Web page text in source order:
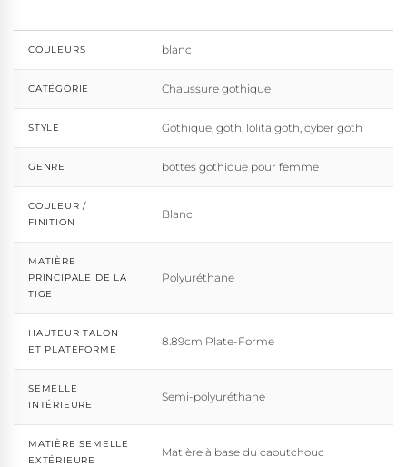
COULEURS blanc
CATÉGORIE Chaussure gothique
STYLE Gothique, goth, lolita goth, cyber goth
GENRE bottes gothique pour femme
COULEUR /
FINITION
Blanc
MATIÈRE
PRINCIPALE DE LA
TIGE
Polyuréthane
HAUTEUR TALON
ET PLATEFORME
8.89cm Plate-Forme
SEMELLE
INTÉRIEURE
Semi-polyuréthane
MATIÈRE SEMELLE
EXTÉRIEURE
Matière à base du caoutchouc